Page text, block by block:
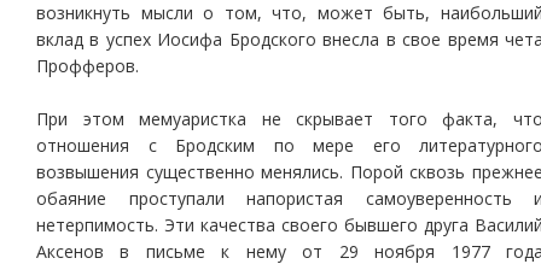
возникнуть мысли о том, что, может быть,
вклад в успех Иосифа Бродского внесла в свое время
Профферов.
При этом мемуаристка не скрывает того факта,
отношения с Бродским по мере его
возвышения существенно менялись. Порой сквозь
обаяние проступали напористая самоуверенность
нетерпимость. Эти качества своего бывшего друга
Аксенов в письме к нему от 29 ноября 1977